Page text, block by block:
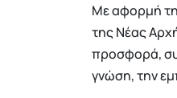
Με αφορμή
της Νέας
προσφορά,
γνώση, την